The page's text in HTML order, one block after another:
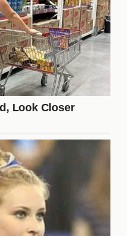
momentos de
continuidad puede
al máximo, lo que
del equipo en
como
tiene la
puede acarrear serias
el Sevilla FC. Sin el
socios, el club podría
realizar fichajes y